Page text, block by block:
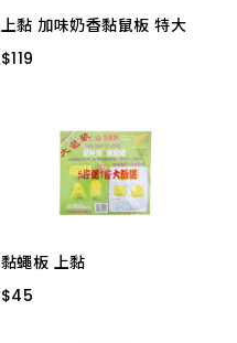
上黏 加味奶香黏鼠板 特大
$119
$119
黏蠅板 上黏
$45
$45